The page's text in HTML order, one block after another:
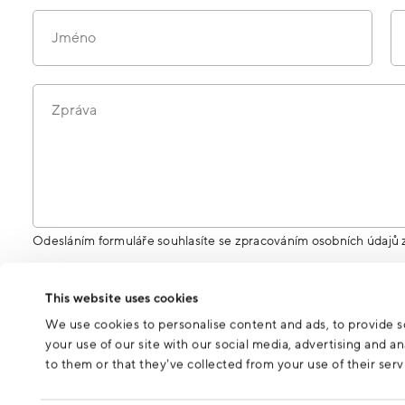
This website uses cookies
We use cookies to personalise content and ads, to provide
your use of our site with our social media, advertising and
to them or that they’ve collected from your use of their
Jméno
Zpráva
Odesláním formuláře souhlasíte se zpracováním osobních údajů